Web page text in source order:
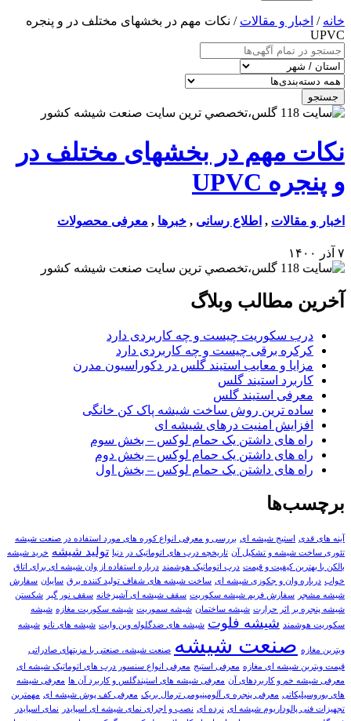
خانه / اخبار و مقالات / نکات مهم در بخشهای مختلف در و پنجره
UPVC
جستجو
نکات مهم در بخشهای مختلف در
و پنجره UPVC
اخبار و مقالات , اطلاع رسانی , خبرها , معرفی محصولات
۷ آذر ۱۴۰۰
آخرین مطالب وبلاگ
درب سکوریت چیست و چه کاربردی دارد
کرکره برقی چیست و چه کاربردی دارد
مزایا و معایب استیند گلس در دکوراسیون مدرن
کاربرد استیند گلس
معرفی استیند گلس
ساده ترین روش ساخت شیشه پاک کن خانگی
افزایش امنیت درهای شیشه ای
راه های داشتن یک حمام لوکس – بخش سوم
راه های داشتن یک حمام لوکس – بخش دوم
راه های داشتن یک حمام لوکس – بخش اول
برچسب‌ها
آینه های قدی استیج شیشه ای بررسی و معرفی انواع کوره های مورد استفاده در صنعت شیشه
تئوری ساخت شیشه و تشکیل آن تاریخچه درب های اتوماتیک در دنیا تولید شیشه خرید شیشه
بالکن با بهترین کیفیت و قیمت درب اتوماتیک هوشمند درباره استفاده از وان شیشه ای برای اتاق
خواب درباره وان و جکوزی شیشه ای ساخت شیشه های شفاف تولید کننده برق سایبان سفارش
شيشه مشجر
سفارش فریم شیشه سکوریت سقف شیشه ای آشپزخانه سقف نور گیر
شکستن
شیشه پنجره بر اثر حرارت شیشه ساختمان شیشه سموریت شیشه سکوریت مغازه شیشه
سکوریت هوشمند
شیشه فلوت شیشه های ضدگلوله وین وایت شیشه های‌ نانو شیشه
ویترین مغازه صنعت شیشه صنعت شیشه، صنعتی با مزیتهای صادراتی
قيمت ویترین شیشه ای مغازه معرفی استیج معرفی انواع سنسور درب های اتوماتیک شیشه ای
معرفی شیشه خم و کاربردهای آن معرفی شیشه های استیندگلس و کاربرد آن ها
معرفی شیشه‌
های بوروسیلیکاتی معرفی پنجره ی آلومینیومی ترمال بریک معرفی کف پوش شیشه ای مهمترین
تجهیزات فنی پالوداریوم شیشه ای نرده ای نصب و اجرای نمای شیشه ای اسپایدر
نمای اسپایدر